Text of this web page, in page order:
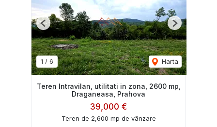
1 / 6 Harta
Previous Next
Teren Intravilan, utilitati in zona, 2600 mp,
Draganeasa, Prahova
39,000 €
Teren de 2,600 mp de vânzare